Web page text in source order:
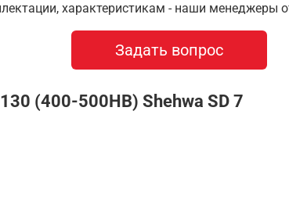
характеристикам - наши
Задать вопрос
(400-500HB) Shehwa SD 7